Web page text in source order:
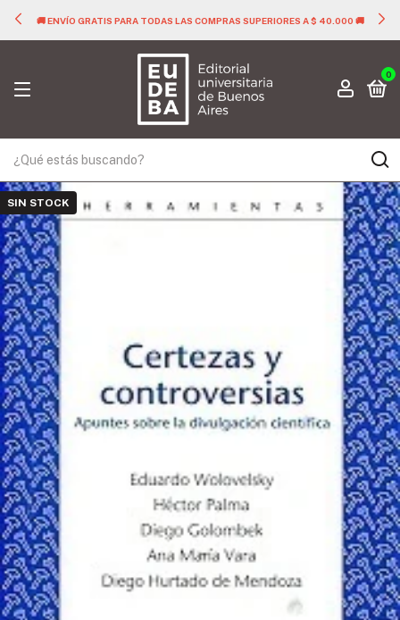
🚚 ENVÍO GRATIS PARA TODAS LAS COMPRAS SUPERIORES A $ 40.000 🚚
0
SIN STOCK